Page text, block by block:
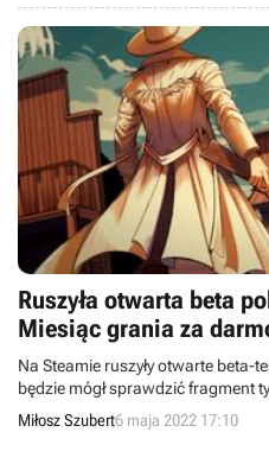
Ruszyła otwarta beta
Miesiąc grania za
Na Steamie ruszyły otwarte beta-
będzie mógł sprawdzić fragment
gry zadebiutuje w tym roku.
Miłosz Szubert6 maja 2022 17:10